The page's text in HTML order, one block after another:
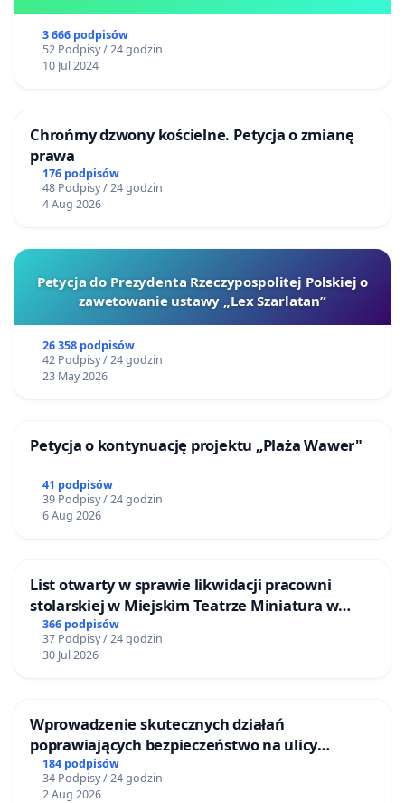
3 666 podpisów
52 Podpisy / 24 godzin
10 Jul 2024
Chrońmy dzwony kościelne. Petycja o zmianę
prawa
176 podpisów
48 Podpisy / 24 godzin
4 Aug 2026
Petycja do Prezydenta Rzeczypospolitej Polskiej o
zawetowanie ustawy „Lex Szarlatan”
26 358 podpisów
42 Podpisy / 24 godzin
23 May 2026
Petycja o kontynuację projektu „Plaża Wawer"
41 podpisów
39 Podpisy / 24 godzin
6 Aug 2026
List otwarty w sprawie likwidacji pracowni
stolarskiej w Miejskim Teatrze Miniatura w
Gdańsku
366 podpisów
37 Podpisy / 24 godzin
30 Jul 2026
Wprowadzenie skutecznych działań
poprawiających bezpieczeństwo na ulicy
Żeromskiego w Otwocku
184 podpisów
34 Podpisy / 24 godzin
2 Aug 2026